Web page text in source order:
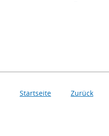
Startseite Zurück